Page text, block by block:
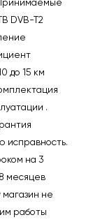
DVB-T2
до 15 км
.
исправность.
на 3
месяцев
не
работы